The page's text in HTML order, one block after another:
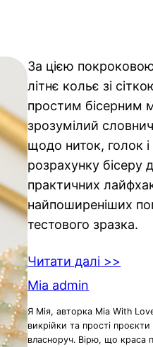
За цією
літнє кольє зі
простим бісерним
зрозумілий
щодо ниток, голок
розрахунку бісеру
практичних
найпоширеніших
тестового зразка.
Читати далі >>
Mia admin
Я Мія, авторка Mia With
викрійки та прості
власноруч. Вірю, що краса